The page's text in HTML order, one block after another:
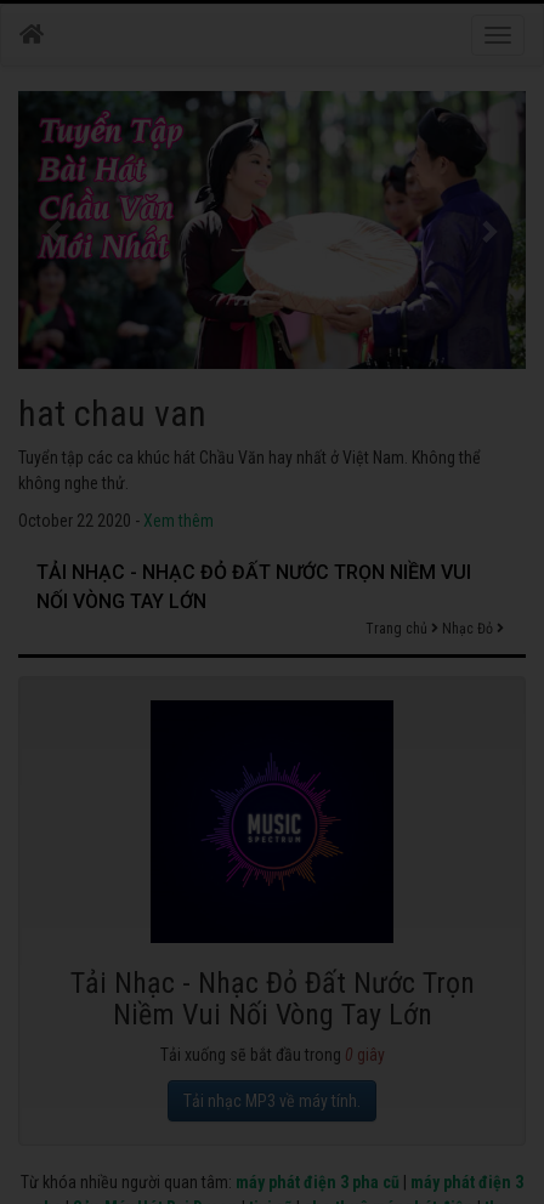
hat chau van
Tuyển tập các ca khúc hát Chầu Văn hay nhất ở Việt Nam. Không thể
không nghe thử.
October 22 2020 - Xem thêm
TẢI NHẠC - NHẠC ĐỎ ĐẤT NƯỚC TRỌN NIỀM VUI
NỐI VÒNG TAY LỚN
Trang chủ Nhạc Đỏ
Tải Nhạc - Nhạc Đỏ Đất Nước Trọn
Niềm Vui Nối Vòng Tay Lớn
Tải xuống sẽ bắt đầu trong 0 giây
Tải nhạc MP3 về máy tính.
Từ khóa nhiều người quan tâm: máy phát điện 3 pha cũ
máy phát điện 3